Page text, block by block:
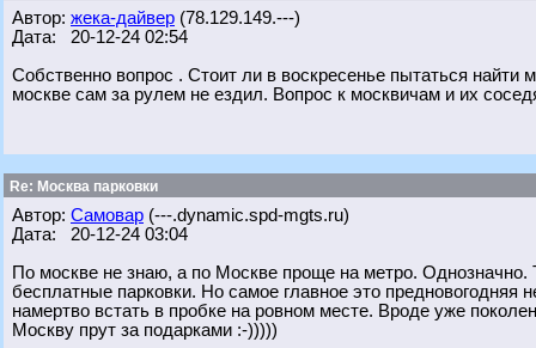
Автор: жека-дайвер (78.129.149.---)
Дата: 20-12-24 02:54
Собственно вопрос . Стоит ли в воскресенье пытаться
москве сам за рулем не ездил. Вопрос к москвичам и их
Re: Москва парковки
Автор: Самовар (---.dynamic.spd-mgts.ru)
Дата: 20-12-24 03:04
По москве не знаю, а по Москве проще на метро.
бесплатные парковки. Но самое главное это
намертво встать в пробке на ровном месте. Вроде уже
Москву прут за подарками :-)))))